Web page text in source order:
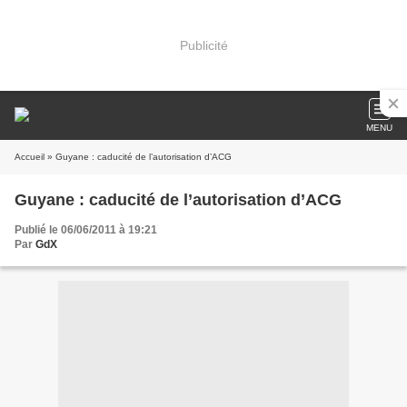
Publicité
MENU
Accueil » Guyane : caducité de l’autorisation d’ACG
Guyane : caducité de l’autorisation d’ACG
Publié le 06/06/2011 à 19:21
Par GdX